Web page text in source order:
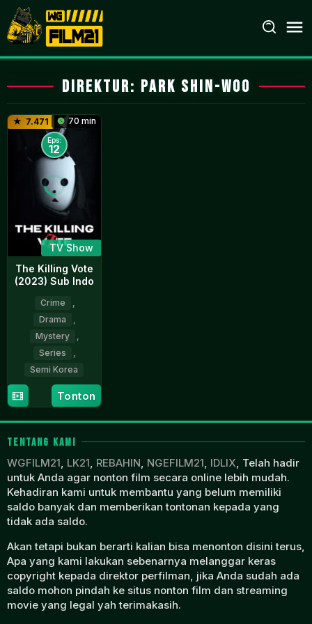
Loncat
ke
konten
Direktur: Park Shin-woo
7.471 70 min
Eps:
12
TV Show
The Killing Vote
(2023) Sub Indo
Crime
Drama
Mystery
Series
Semi Korea
10
Aug
2023
Park
Shin-
woo
Tonton
TENTANG KAMI
WGFILM21, LK21, REBAHIN, NGEFILM21, IDLIX, Telah hadir
untuk Anda agar nonton film secara online lebih mudah.
Kehadiran kami untuk membantu yang belum memiliki
saldo banyak dan memberikan tontonan kepada yang
tidak ada saldo.
Akan tetapi bukan berarti kalian bisa menonton disini terus,
Apa yang kami lakukan sebenarnya melanggar keras
copyright kepada direktor perfilman, jika Anda sudah ada
saldo mohon pindah ke situs nonton film dan streaming
movie yang legal yah terimakasih.